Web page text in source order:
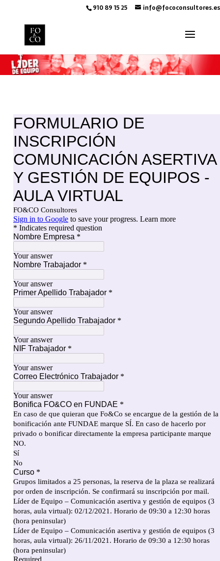
910 89 15 25 info@fococonsultores.es